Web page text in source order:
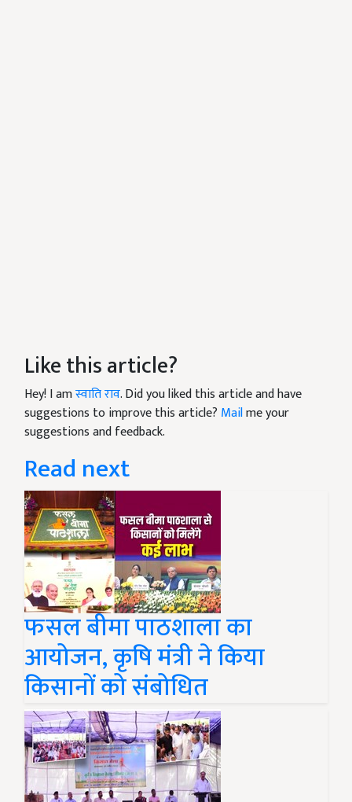
Like this article?
Hey! I amस्वाति राव. Did you liked this article and have
suggestions to improve this article? Mailme your
suggestions and feedback.
Read next
फसल बीमा पाठशाला का
आयोजन, कृषि मंत्री ने किया
किसानों को संबोधित